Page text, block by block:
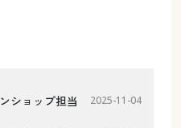
ショップ担当 2025-11-04